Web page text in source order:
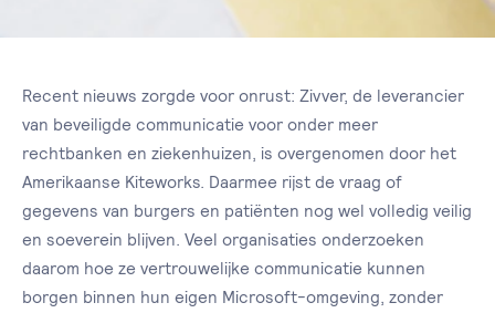
Recent nieuws zorgde voor onrust: Zivver, de leverancier
van beveiligde communicatie voor onder meer
rechtbanken en ziekenhuizen, is overgenomen door het
Amerikaanse Kiteworks. Daarmee rijst de vraag of
gegevens van burgers en patiënten nog wel volledig veilig
en soeverein blijven. Veel organisaties onderzoeken
daarom hoe ze vertrouwelijke communicatie kunnen
borgen binnen hun eigen Microsoft-omgeving, zonder